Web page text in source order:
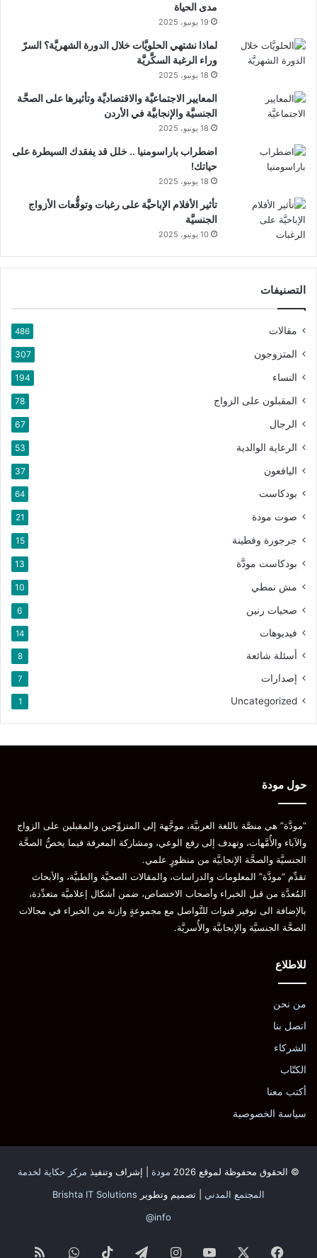
مدى الحياة
19 يونيو، 2025
لماذا نشتهي الحلويَّات خلال الدورة الشهريَّة؟ السرّ
وراء الرغبة السكَّريَّة
18 يونيو، 2025
المعايير الاجتماعيَّة والاقتصاديَّة وتأثيرها على الصحَّة
الجنسيَّة والإنجابيَّة في الأردن
18 يونيو، 2025
اضطراب باراسومنيا .. خلل قد يفقدك السيطرة على
حياتك!
18 يونيو، 2025
تأثير الأفلام الإباحيَّة على رغبات وتوقُّعات الأزواج
الجنسيَّة
10 يونيو، 2025
التصنيفات
مقالات 486
المتزوجون 307
النساء 194
المقبلون على الزواج 78
الرجال 67
الرعاية الوالدية 53
اليافعون 37
بودكاست 64
صوت مودة 21
جرجورة وفطينة 15
بودكاست مودَّة 13
مش نمطي 10
صحيات رنين 6
فيديوهات 14
أسئلة شائعة 8
إصدارات 7
Uncategorized
1
حول مودة
“مودَّة” هي منصَّة باللغة العربيَّة، موجَّهة إلى المتزوِّجين والمقبلين على الزواج
والآباء والأُمَّهات، وتهدف إلى رفع الوعي، ومشاركة المعرفة فيما يخصُّ الصحَّة
الجنسيَّة والصحَّة الإنجابيَّة من منظورٍ علمي.
تقدِّم “مودَّة” المعلومات والدراسات، والمقالات الصحيَّة والطبيَّة، والأبحاث
المُعدَّة من قبل الخبراء وأصحاب الاختصاص، ضمن أشكال إعلاميَّة متعدِّدة،
بالإضافة الى توفير قنوات للتَّواصل مع مجموعةٍ وازنة من الخبراء في مجالات
الصحَّة الجنسيَّة والإنجابيَّة والأُسريَّة.
للاطلاع
من نحن
اتصل بنا
الشركاء
الكتّاب
أكتب معنا
سياسة الخصوصية
© الحقوق محفوظة لموقع 2026 مودة | إشراف وتنفيذ مركز حكاية لخدمة
المجتمع المدني | تصميم وتطوير Brishta IT Solutions
info@
فيسبوك ‫YouTubeانستقرامتيلقرام ‫TikTokواتسابملخص